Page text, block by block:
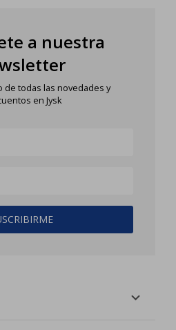
a nuestra
de todas las novedades y
en Jysk